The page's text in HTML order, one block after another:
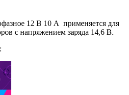
12 В 10 А применяется для
с напряжением заряда 14,6 В.